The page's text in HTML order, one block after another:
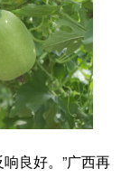
良好。”广西再